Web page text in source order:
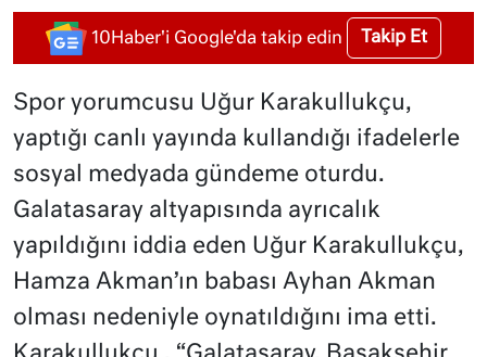
10Haber'i Google'da takip edin Takip Et
Spor yorumcusu Uğur Karakullukçu,
yaptığı canlı yayında kullandığı ifadelerle
sosyal medyada gündeme oturdu.
Galatasaray altyapısında ayrıcalık
yapıldığını iddia eden Uğur Karakullukçu,
Hamza Akman’ın babası Ayhan Akman
olması nedeniyle oynatıldığını ima etti.